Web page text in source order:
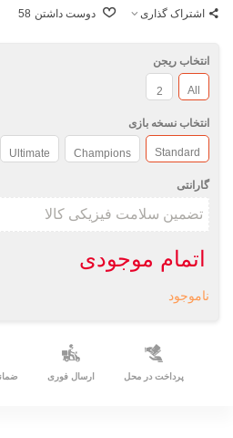
اشتراک گذاری
دوست داشتن 58
انتخاب ریجن
All
2
انتخاب نسخه بازی
Standard
Champions
Ultimate
گارانتی
اتمام موجودی
ناموجود
پرداخت در محل ارسال فوری